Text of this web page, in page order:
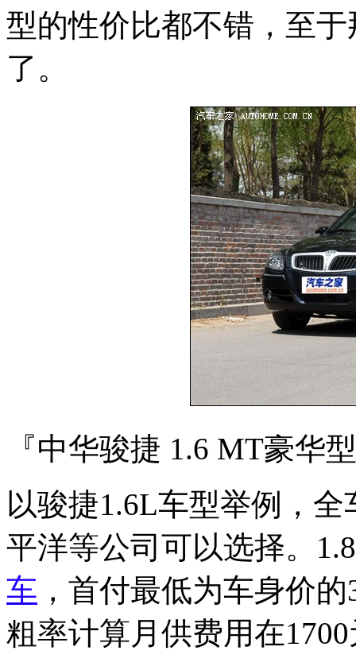
型的性价比都不错，至
了。
『中华骏捷 1.6 MT豪华
以骏捷1.6L车型举例，
平洋等公司可以选择。
车 ，首付最低为车身价
粗率计算月供费用在